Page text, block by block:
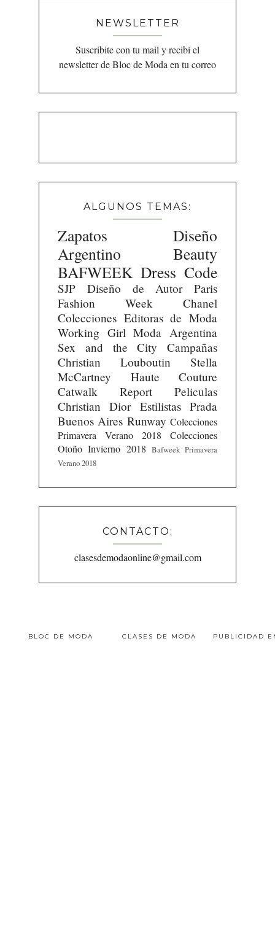
NEWSLETTER
Suscribite con tu mail y recibí el
newsletter de Bloc de Moda en tu correo
ALGUNOS TEMAS:
Zapatos
Diseño
Argentino
Beauty
BAFWEEK Dress Code
SJP Diseño de Autor
Paris
Fashion Week
Chanel
Colecciones Editoras de Moda
Working Girl Moda Argentina
Sex and the City
Campañas
Christian Louboutin
Stella
McCartney
Haute Couture
Catwalk Report
Peliculas
Christian Dior Estilistas Prada
Buenos Aires Runway Colecciones
Primavera Verano 2018
Colecciones
Otoño Invierno 2018 Bafweek Primavera
Verano 2018
CONTACTO:
clasesdemodaonline@gmail.com
BLOC DE MODA CLASES DE MODA PUBLICIDAD